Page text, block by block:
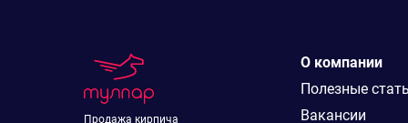
Продажа кирпича
О компании
Полезные
Вакансии